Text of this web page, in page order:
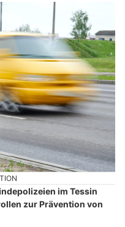
im Tessin
zur Prävention von